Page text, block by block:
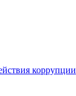
коррупции